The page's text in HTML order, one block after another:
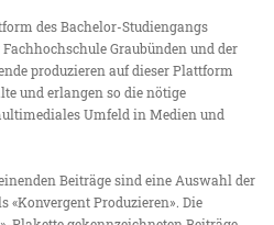
des Bachelor-Studiengangs
Graubünden und der
produzieren auf dieser Plattform
und erlangen so die nötige
Umfeld in Medien und
Beiträge sind eine Auswahl der
«Konvergent Produzieren». Die